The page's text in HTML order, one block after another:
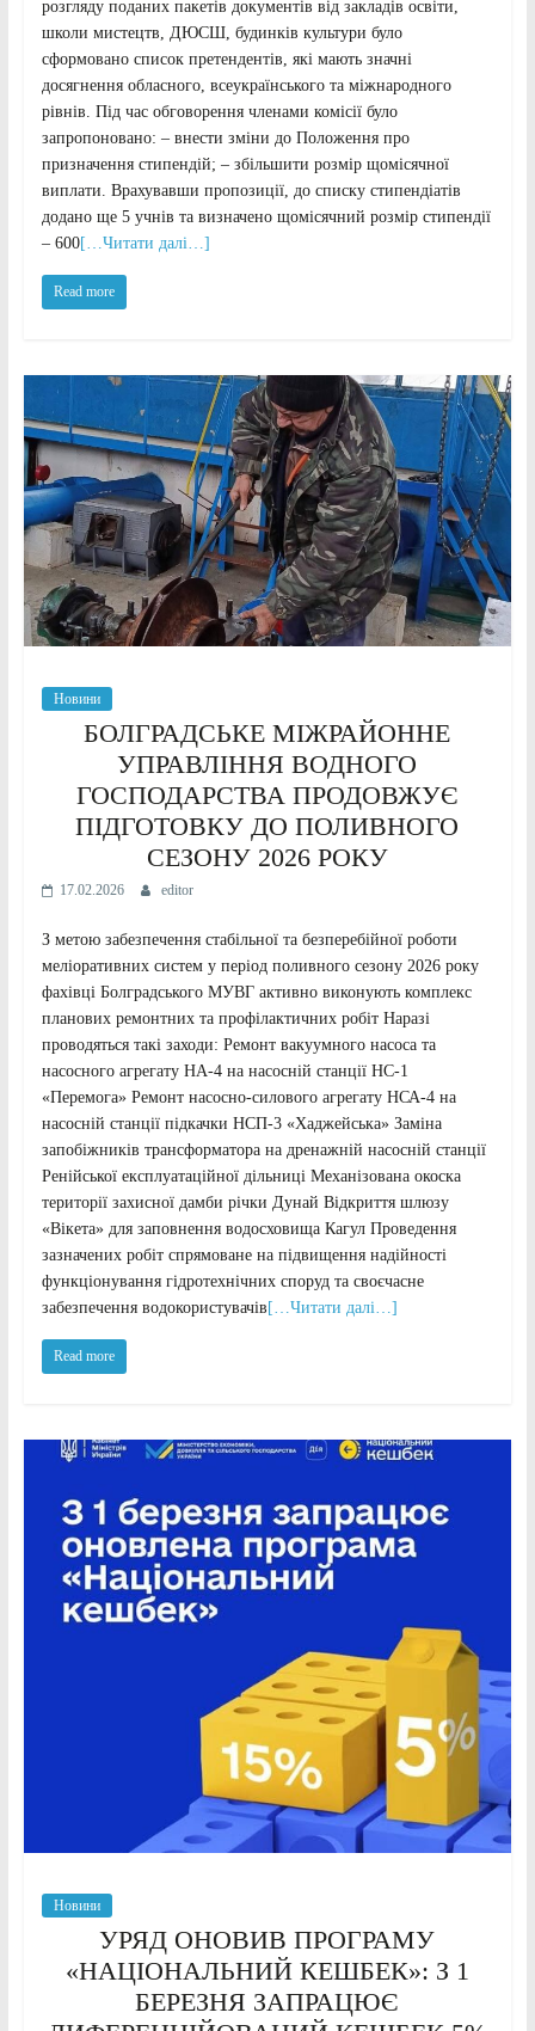
розгляду поданих пакетів документів від закладів освіти,
школи мистецтв, ДЮСШ, будинків культури було
сформовано список претендентів, які мають значні
досягнення обласного, всеукраїнського та міжнародного
рівнів. Під час обговорення членами комісії було
запропоновано: – внести зміни до Положення про
призначення стипендій; – збільшити розмір щомісячної
виплати. Врахувавши пропозиції, до списку стипендіатів
додано ще 5 учнів та визначено щомісячний розмір стипендії
– 600[…Читати далі…]
Read more
Новини
БОЛГРАДСЬКЕ МІЖРАЙОННЕ
УПРАВЛІННЯ ВОДНОГО
ГОСПОДАРСТВА ПРОДОВЖУЄ
ПІДГОТОВКУ ДО ПОЛИВНОГО
СЕЗОНУ 2026 РОКУ
17.02.2026 editor
З метою забезпечення стабільної та безперебійної роботи
меліоративних систем у період поливного сезону 2026 року
фахівці Болградського МУВГ активно виконують комплекс
планових ремонтних та профілактичних робіт Наразі
проводяться такі заходи: Ремонт вакуумного насоса та
насосного агрегату НА-4 на насосній станції НС-1
«Перемога» Ремонт насосно-силового агрегату НСА-4 на
насосній станції підкачки НСП-3 «Хаджейська» Заміна
запобіжників трансформатора на дренажній насосній станції
Ренійської експлуатаційної дільниці Механізована окоска
території захисної дамби річки Дунай Відкриття шлюзу
«Вікета» для заповнення водосховища Кагул Проведення
зазначених робіт спрямоване на підвищення надійності
функціонування гідротехнічних споруд та своєчасне
забезпечення водокористувачів […Читати далі…]
Read more
Новини
УРЯД ОНОВИВ ПРОГРАМУ
«НАЦІОНАЛЬНИЙ КЕШБЕК»: З 1
БЕРЕЗНЯ ЗАПРАЦЮЄ